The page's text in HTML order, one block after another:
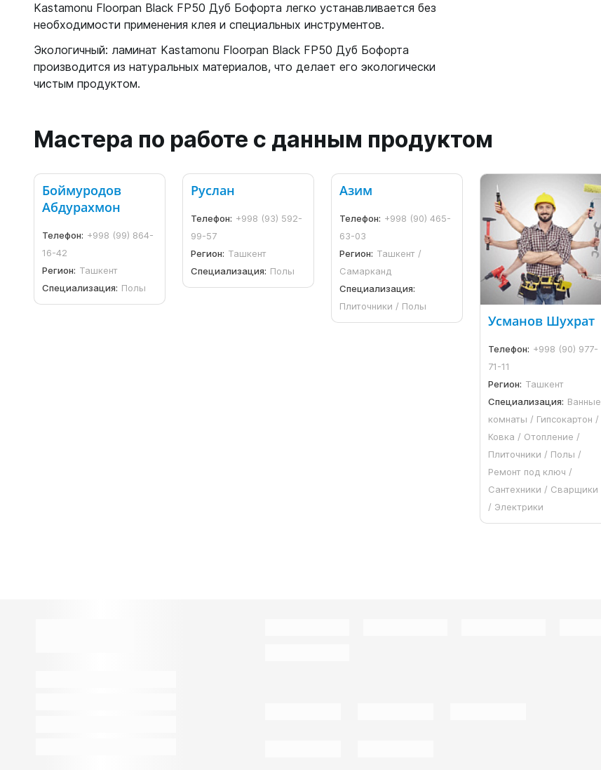
Kastamonu Floorpan Black FP50 Дуб Бофорта легко устанавливается без
необходимости применения клея и специальных инструментов.
Экологичный: ламинат Kastamonu Floorpan Black FP50 Дуб Бофорта
производится из натуральных материалов, что делает его экологически
чистым продуктом.
Мастера по работе с данным продуктом
Боймуродов
Абдурахмон
Телефон: +998 (99) 864-
16-42
Регион: Ташкент
Специализация: Полы
Руслан
Телефон: +998 (93) 592-
99-57
Регион: Ташкент
Специализация: Полы
Азим
Телефон: +998 (90) 465-
63-03
Регион: Ташкент /
Самарканд
Специализация:
Плиточники / Полы
Усманов Шухрат
Телефон: +998 (90) 977-
71-11
Регион: Ташкент
Специализация: Ванные
комнаты / Гипсокартон /
Ковка / Отопление /
Плиточники / Полы /
Ремонт под ключ /
Сантехники / Сварщики
/ Электрики